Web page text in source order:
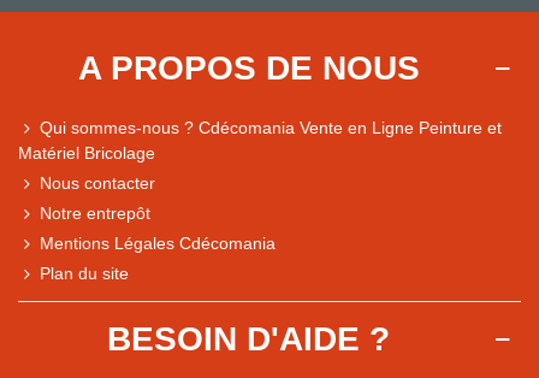
A PROPOS DE NOUS
Qui sommes-nous ? Cdécomania Vente en Ligne Peinture et
Matériel Bricolage
Nous contacter
Notre entrepôt
Mentions Légales Cdécomania
Plan du site
BESOIN D'AIDE ?